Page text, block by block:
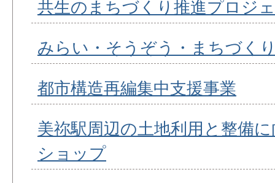
共生のまちづくり推進プロジ
みらい・そうぞう・まちづく
都市構造再編集中支援事業
美祢駅周辺の土地利用と整備
ショップ